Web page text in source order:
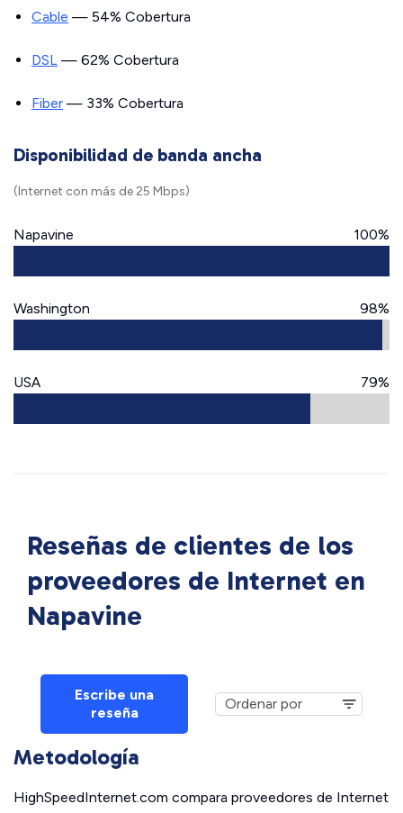
Cable — 54% Cobertura
DSL — 62% Cobertura
Fiber — 33% Cobertura
Disponibilidad de banda ancha
(Internet con más de 25 Mbps)
Napavine 100%
Washington 98%
USA 79%
Reseñas de clientes de los
proveedores de Internet en
Napavine
Escribe una
reseña
Metodología
HighSpeedInternet.com compara proveedores de Internet